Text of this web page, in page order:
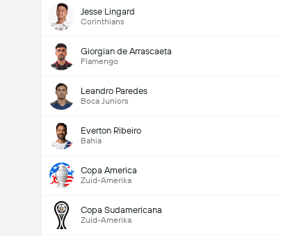
Jesse Lingard
Corinthians
Giorgian de Arrascaeta
Flamengo
Leandro Paredes
Boca Juniors
Everton Ribeiro
Bahia
Copa America
Zuid-Amerika
Copa Sudamericana
Zuid-Amerika